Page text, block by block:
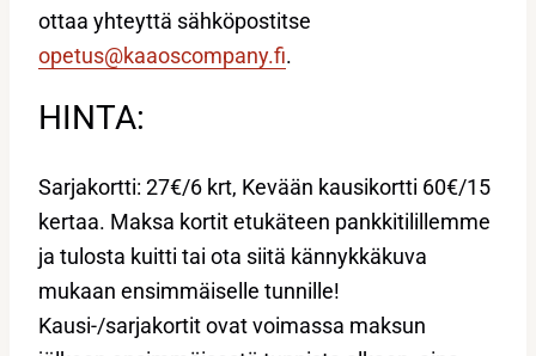
ottaa yhteyttä sähköpostitse
opetus@kaaoscompany.fi.
HINTA:
Sarjakortti: 27€/6 krt, Kevään kausikortti 60€/15
kertaa. Maksa kortit etukäteen pankkitilillemme
ja tulosta kuitti tai ota siitä kännykkäkuva
mukaan ensimmäiselle tunnille!
Kausi-/sarjakortit ovat voimassa maksun